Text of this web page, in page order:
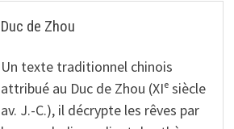
Duc de Zhou
Un texte traditionnel chinois
attribué au Duc de Zhou (XIᵉ siècle
av. J.-C.), il décrypte les rêves par